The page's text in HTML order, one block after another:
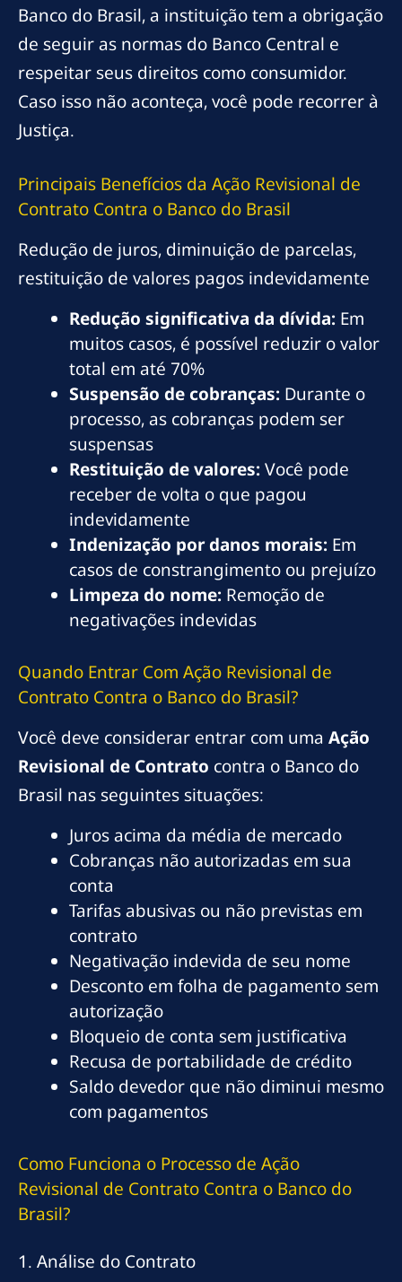
Banco do Brasil, a instituição tem a obrigação
de seguir as normas do Banco Central e
respeitar seus direitos como consumidor.
Caso isso não aconteça, você pode recorrer à
Justiça.
Principais Benefícios da Ação Revisional de
Contrato Contra o Banco do Brasil
Redução de juros, diminuição de parcelas,
restituição de valores pagos indevidamente
Redução significativa da dívida: Em
muitos casos, é possível reduzir o valor
total em até 70%
Suspensão de cobranças: Durante o
processo, as cobranças podem ser
suspensas
Restituição de valores:Você pode
receber de volta o que pagou
indevidamente
Indenização por danos morais: Em
casos de constrangimento ou prejuízo
Limpeza do nome: Remoção de
negativações indevidas
Quando Entrar Com Ação Revisional de
Contrato Contra o Banco do Brasil?
Você deve considerar entrar com uma Ação
Revisional de Contrato contra o Banco do
Brasil nas seguintes situações:
Juros acima da média de mercado
Cobranças não autorizadas em sua
conta
Tarifas abusivas ou não previstas em
contrato
Negativação indevida de seu nome
Desconto em folha de pagamento sem
autorização
Bloqueio de conta sem justificativa
Recusa de portabilidade de crédito
Saldo devedor que não diminui mesmo
com pagamentos
Como Funciona o Processo de Ação
Revisional de Contrato Contra o Banco do
Brasil?
1. Análise do Contrato